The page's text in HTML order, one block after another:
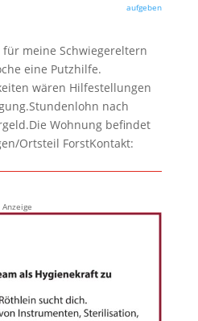
aufgeben
meine Schwiegereltern
eine Putzhilfe.
wären Hilfestellungen
nach
Wohnung befindet
Ortsteil ForstKontakt:
Anzeige